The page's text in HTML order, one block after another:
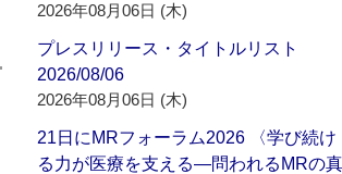
2026年08月06日 (木)
プレスリリース・タイトルリスト
2026/08/06
2026年08月06日 (木)
21日にMRフォーラム2026 〈学び続け
る力が医療を支える―問われるMRの真